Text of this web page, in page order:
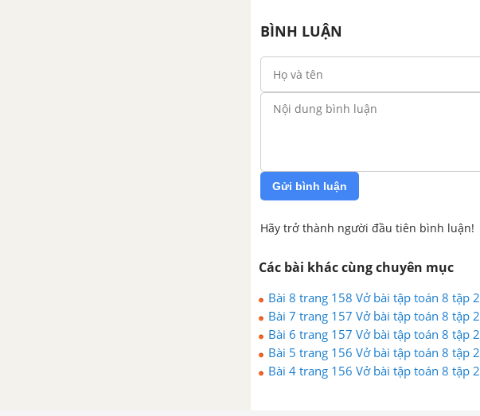
BÌNH LUẬN
Gửi bình luận
Hãy trở thành người đầu tiên bình luận!
Các bài khác cùng chuyên mục
Bài 8 trang 158 Vở bài tập toán 8 tập 2
Bài 7 trang 157 Vở bài tập toán 8 tập 2
Bài 6 trang 157 Vở bài tập toán 8 tập 2
Bài 5 trang 156 Vở bài tập toán 8 tập 2
Bài 4 trang 156 Vở bài tập toán 8 tập 2